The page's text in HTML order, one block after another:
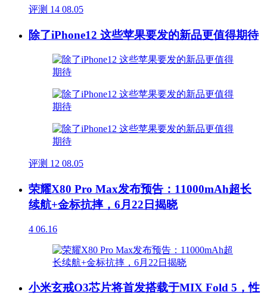
评测 14 08.05
除了iPhone12 这些苹果要发的新品更值得期待
评测 12 08.05
荣耀X80 Pro Max发布预告：11000mAh超长
续航+金标抗摔，6月22日揭晓
4 06.16
小米玄戒O3芯片将首发搭载于MIX Fold 5，性